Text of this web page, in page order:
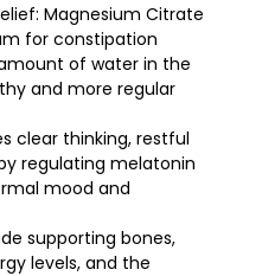
Magnesium Citrate
for constipation
of water in the
and more regular
clear thinking, restful
regulating melatonin
mood and
supporting bones,
levels, and the